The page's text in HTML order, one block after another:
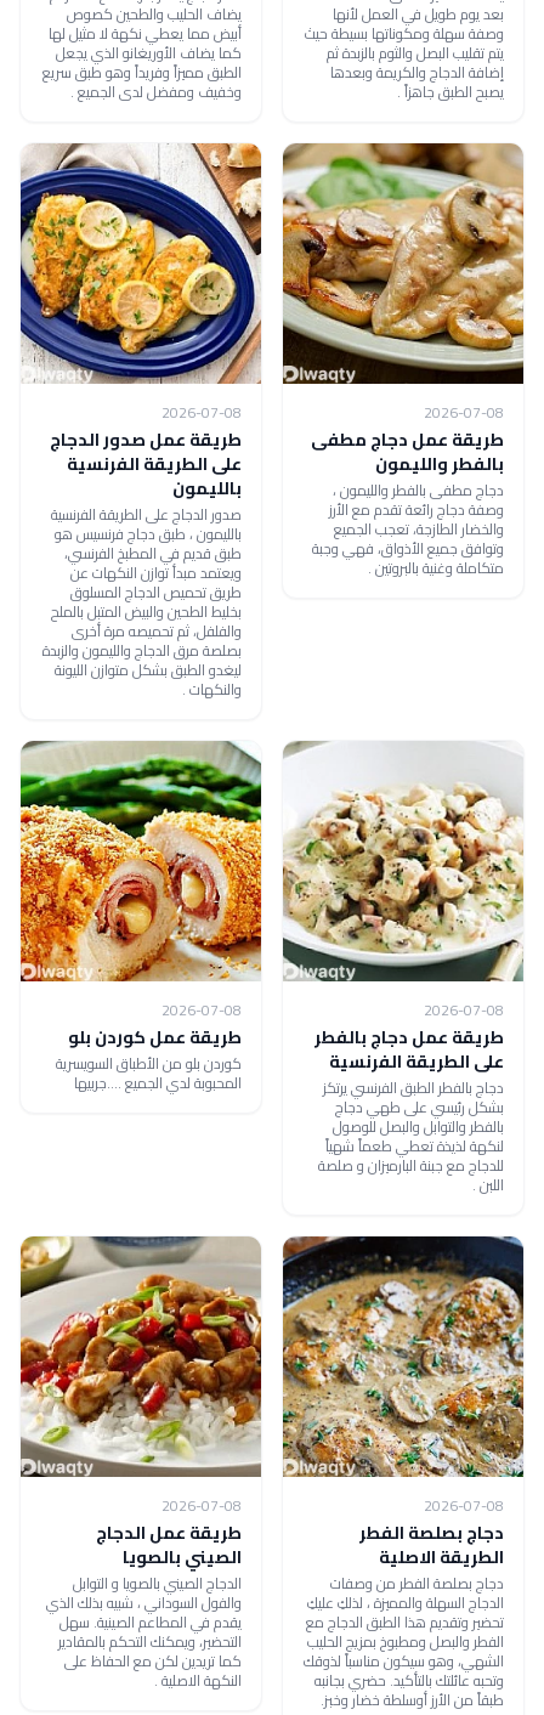
بعد يوم طويل في العمل لأنها
وصفة سهلة ومكوناتها بسيطة حيث
يتم تقليب البصل والثوم بالزبدة ثم
إضافة الدجاج والكريمة وبعدها
يصبح الطبق جاهزاً .
يضاف الحليب والطحين كصوص
أبيض مما يعطي نكهة لا مثيل لها
كما يضاف الأوريغانو الذي يجعل
الطبق مميزاً وفريداً وهو طبق سريع
وخفيف ومفضل لدى الجميع .
2026-07-08
طريقة عمل دجاج مطفى
بالفطر والليمون
دجاج مطفى بالفطر والليمون ،
وصفة دجاج رائعة تقدم مع الأرز
والخضار الطازجة، تعجب الجميع
وتوافق جميع الأذواق، فهي وجبة
متكاملة وغنية بالبروتين .
2026-07-08
طريقة عمل صدور الدجاج
على الطريقة الفرنسية
بالليمون
صدور الدجاج على الطريقة الفرنسية
بالليمون ، طبق دجاج فرنسيس هو
طبق قديم في المطبخ الفرنسي،
ويعتمد مبدأ توازن النكهات عن
طريق تحميص الدجاج المسلوق
بخليط الطحين والبيض المتبل بالملح
والفلفل، ثم تحميصه مرة أخرى
بصلصة مرق الدجاج والليمون والزبدة
ليغدو الطبق بشكل متوازن الليونة
والنكهات .
2026-07-08
طريقة عمل دجاج بالفطر
على الطريقة الفرنسية
دجاج بالفطر الطبق الفرنسي يرتكز
بشكل رئيسي على طهي دجاج
بالفطر والتوابل والبصل للوصول
لنكهة لذيذة تعطي طعماً شهياً
للدجاج مع جبنة البارميزان و صلصة
اللبن .
2026-07-08
طريقة عمل كوردن بلو
كوردن بلو من الأطباق السويسرية
المحبوبة لدي الجميع ....جربيها
2026-07-08
دجاج بصلصة الفطر
الطريقة الاصلية
دجاج بصلصة الفطر من وصفات
الدجاج السهلة والمميزة ، لذلكِ عليكِ
تحضير وتقديم هذا الطبق الدجاج مع
الفطر والبصل ومطبوخ بمزيج الحليب
الشهي، وهو سيكون مناسباً لذوقك
وتحبه عائلتك بالتأكيد. حضري بجانبه
طبقاً من الأرز أوسلطة خضار وخبز.
2026-07-08
طريقة عمل الدجاج
الصيني بالصويا
الدجاج الصيني بالصويا و التوابل
والفول السوداني ، شبيه بذلك الذي
يقدم في المطاعم الصينية. سهل
التحضير، ويمكنك التحكم بالمقادير
كما تريدين لكن مع الحفاظ على
النكهة الاصلية .